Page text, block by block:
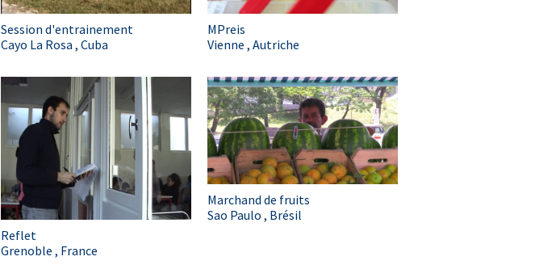
Session d'entrainement
Cayo La Rosa , Cuba
MPreis
Vienne , Autriche
Reflet
Grenoble , France
Marchand de fruits
Sao Paulo , Brésil